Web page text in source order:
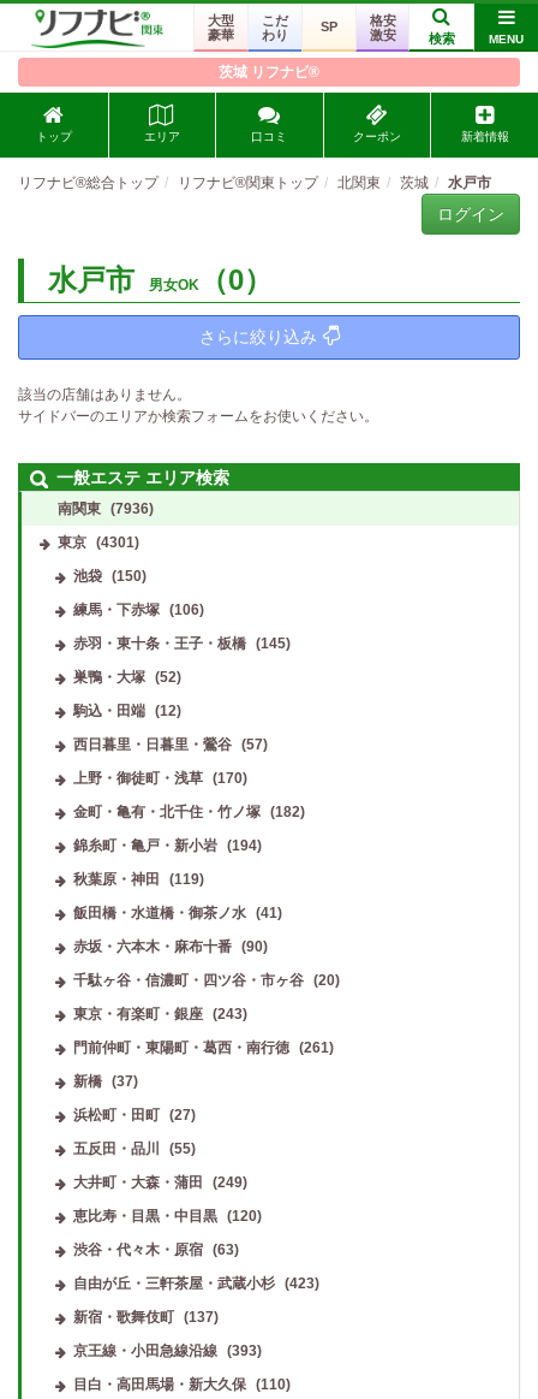
大型
豪華
こだ
わり
SP
格安
激安
検索 MENU
茨城 リフナビ®
トップ エリア 口コミ クーポン 新着情報
リフナビ®総合トップ リフナビ®関東トップ 北関東 茨城 水戸市
ログイン
水戸市 男女OK （0）
さらに絞り込み
該当の店舗はありません。
サイドバーのエリアか検索フォームをお使いください。
一般エステ エリア検索
南関東 (7936)
東京 (4301)
池袋
(150)
練馬・下赤塚
(106)
赤羽・東十条・王子・板橋
(145)
巣鴨・大塚
(52)
駒込・田端
(12)
西日暮里・日暮里・鶯谷
(57)
上野・御徒町・浅草
(170)
金町・亀有・北千住・竹ノ塚
(182)
錦糸町・亀戸・新小岩
(194)
秋葉原・神田
(119)
飯田橋・水道橋・御茶ノ水
(41)
赤坂・六本木・麻布十番
(90)
千駄ヶ谷・信濃町・四ツ谷・市ヶ谷
(20)
東京・有楽町・銀座
(243)
門前仲町・東陽町・葛西・南行徳
(261)
新橋
(37)
浜松町・田町
(27)
五反田・品川
(55)
大井町・大森・蒲田
(249)
恵比寿・目黒・中目黒
(120)
渋谷・代々木・原宿
(63)
自由が丘・三軒茶屋・武蔵小杉
(423)
新宿・歌舞伎町
(137)
京王線・小田急線沿線
(393)
目白・高田馬場・新大久保
(110)